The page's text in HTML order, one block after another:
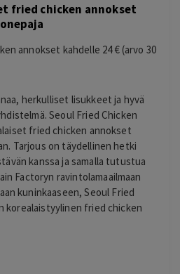
fried chicken annokset
annokset kahdelle 24 € (arvo 30
herkulliset lisukkeet ja hyvä
Seoul Fried Chicken
fried chicken annokset
Tarjous on täydellinen hetki
kanssa ja samalla tutustua
Factoryn ravintolamaailmaan
kuninkaaseen, Seoul Fried
korealaistyylinen fried chicken